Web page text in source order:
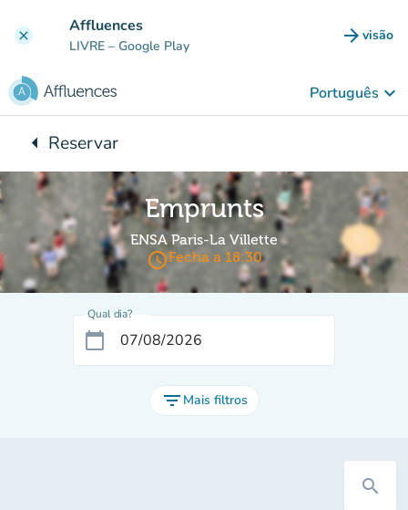
clear Affluences
LIVRE – Google Play arrow_forward visão
(novo
Português keyboard_arrow_down
arrow_leftVoltar para:
Reservar
Emprunts
ENSA Paris-La Villette
access_timeFecha a 18:30
Qual dia?
calendar_today
filter_list Mais filtros
search